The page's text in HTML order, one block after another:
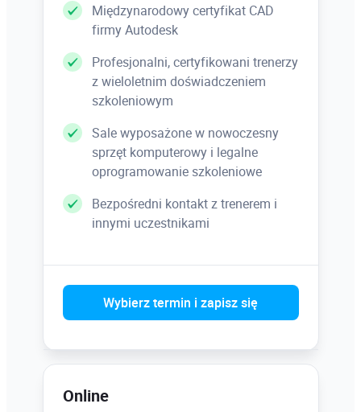
Wprowadzenie do wydruku
Wybór urządzenia drukującego i formatu strony;
ustawienia obszaru wydruku; skala
standardowa i skala użytkownika;
Międzynarodowy certyfikat CAD
firmy Autodesk
Profesjonalni, certyfikowani trenerzy
z wieloletnim doświadczeniem
szkoleniowym
Sale wyposażone w nowoczesny
sprzęt komputerowy i legalne
oprogramowanie szkoleniowe
Bezpośredni kontakt z trenerem i
innymi uczestnikami
Wybierz termin i zapisz się
Online